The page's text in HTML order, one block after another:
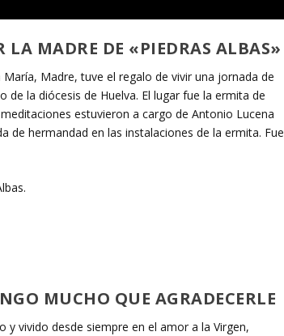
MADRE DE «PIEDRAS ALBAS»
Madre, tuve el regalo de vivir una jornada de
la diócesis de Huelva. El lugar fue la ermita de
estuvieron a cargo de Antonio Lucena
hermandad en las instalaciones de la ermita. Fue
MUCHO QUE AGRADECERLE
y vivido desde siempre en el amor a la Virgen,